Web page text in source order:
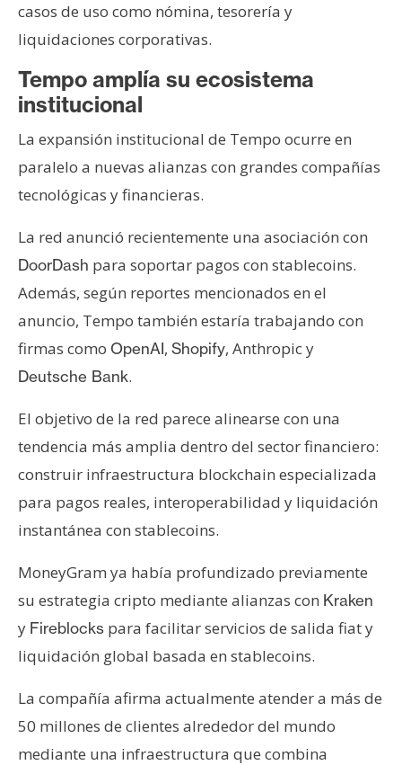
casos de uso como nómina, tesorería y
liquidaciones corporativas.
Tempo amplía su ecosistema
institucional
La expansión institucional de Tempo ocurre en
paralelo a nuevas alianzas con grandes compañías
tecnológicas y financieras.
La red anunció recientemente una asociación con
DoorDash para soportar pagos con stablecoins.
Además, según reportes mencionados en el
anuncio, Tempo también estaría trabajando con
firmas como OpenAI, Shopify, Anthropic y
Deutsche Bank.
El objetivo de la red parece alinearse con una
tendencia más amplia dentro del sector financiero:
construir infraestructura blockchain especializada
para pagos reales, interoperabilidad y liquidación
instantánea con stablecoins.
MoneyGram ya había profundizado previamente
su estrategia cripto mediante alianzas con Kraken
y Fireblocks para facilitar servicios de salida fiat y
liquidación global basada en stablecoins.
La compañía afirma actualmente atender a más de
50 millones de clientes alrededor del mundo
mediante una infraestructura que combina